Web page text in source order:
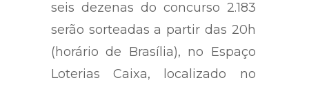
seis dezenas do concurso 2.183
serão sorteadas a partir das 20h
(horário de Brasília), no Espaço
Loterias Caixa, localizado no